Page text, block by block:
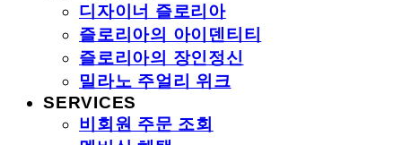
디자이너 즐로리아
즐로리아의 아이덴티티
즐로리아의 장인정신
밀라노 주얼리 위크
SERVICES
비회원 주문 조회